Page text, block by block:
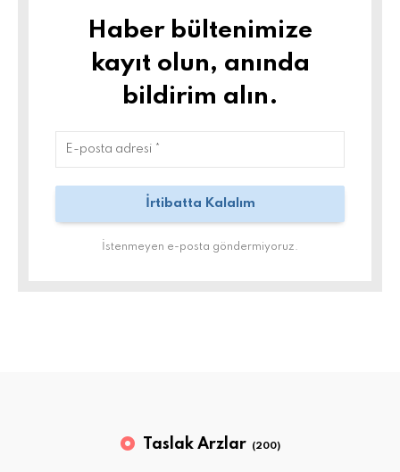
Haber bültenimize
kayıt olun, anında
bildirim alın.
İstenmeyen e-posta göndermiyoruz.
Taslak Arzlar (200)